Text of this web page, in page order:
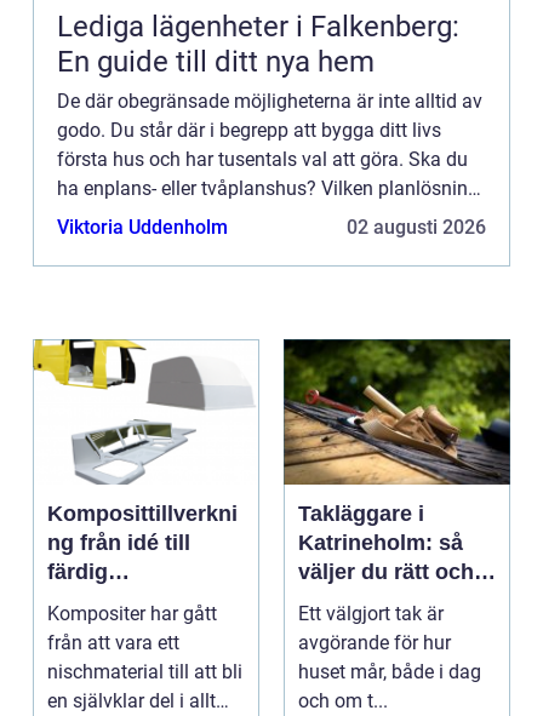
Lediga lägenheter i Falkenberg:
En guide till ditt nya hem
De där obegränsade möjligheterna är inte alltid av
godo. Du står där i begrepp att bygga ditt livs
första hus och har tusentals val att göra. Ska du
ha enplans- eller tvåplanshus? Vilken planlösning
ska du ha? Gjuten platta eller torpargrund? Trä
Viktoria Uddenholm 02 augusti 2026
Komposittillverkni
ng från idé till
färdig
högpresterande
produkt
Kompositer har gått
från att vara ett
nischmaterial till att bli
en självklar del i allt
Takläggare i
Katrineholm: så
väljer du rätt och
får ett tak som
håller
Ett välgjort tak är
avgörande för hur
huset mår, både i dag
och om t...